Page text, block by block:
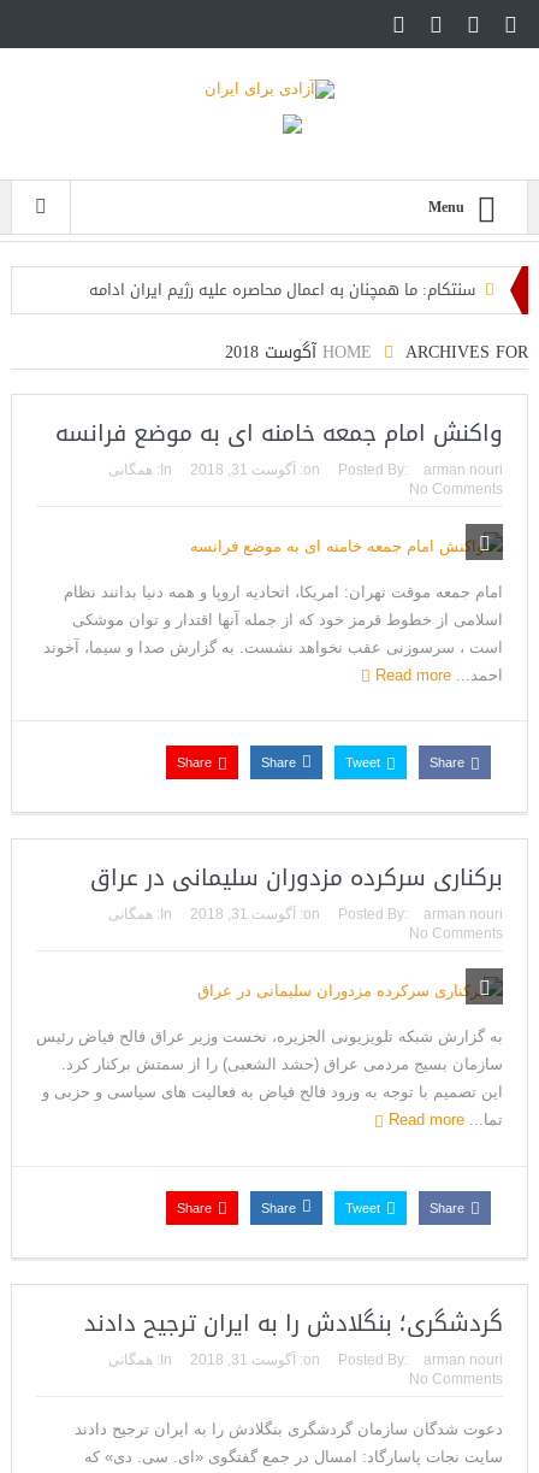
Menu
سنتکام: ما همچنان به اعمال محاصره علیه رژیم ایران ادامه
در راه است
حمله دوباره حوثی‌ها به عربستان؛ سپاه: هیچ توافقی را نهایی
نخواهیم کرد+تحلیل
ترامپ: سرمایه‌گذاران دریافته‌اند که آمریکا در حال پیروزی است
مذاکرات تنگه هرمز به نتیجه نرسید؛ سپاه جنگ را برگزید/بازگشت دو
ناو هواپیمابر
بهبود یافته است
بپیچد+تحلیل
ترامپ: این آخرین فرصت برای حکومت ایران است، امیدوارم سر عقل
بیایند
حمله احتمالی آمریکا چه شکلی خواهد بود؟ آماده‌باش کامل در
شمال غرب ایران
ترامپ: رهبری حکومت ایران فریبکار و دورویی عجیبی از خود نشان
می‌دهد
HOME ARCHIVES FOR آگوست 2018
واکنش امام جمعه خامنه ای به موضع فرانسه
Posted By: arman nouri
on: آگوست 31, 2018 In:
همگانی
No Comments
امام جمعه موقت تهران: امریکا، اتحادیه اروپا و همه دنیا بدانند نظام
اسلامی از خطوط قرمز خود که از جمله آنها اقتدار و توان موشکی
است ، سرسوزنی عقب نخواهد نشست. به گزارش صدا و سیما، آخوند
احمد... Read more
Share
Tweet
Share
Share
برکناری سرکرده مزدوران سلیمانی در عراق
Posted By: arman nouri
on: آگوست 31, 2018 In:
همگانی
No Comments
به گزارش شبکه تلویزیونی الجزیره، نخست وزیر عراق فالح فیاض رئیس
سازمان بسیج مردمی عراق (حشد الشعبی) را از سمتش برکنار کرد.
این تصمیم با توجه به ورود فالح فیاض به فعالیت های سیاسی و حزبی و
تما... Read more
Share
Tweet
Share
Share
گردشگری؛ بنگلادش را به ایران ترجیح دادند
Posted By: arman nouri
on: آگوست 31, 2018 In: همگانی
No Comments
دعوت شدگان سازمان گردشگری بنگلادش را به ایران ترجیح دادند
سایت نجات پاسارگاد: امسال در جمع گفتگوی «ای. سی. دی» که